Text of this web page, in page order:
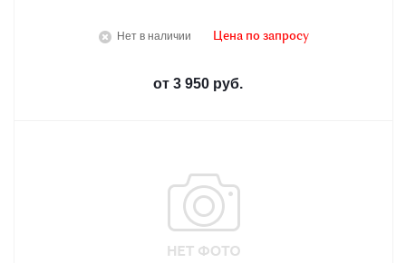
Нет в наличии Цена по запросу
от 3 950 руб.